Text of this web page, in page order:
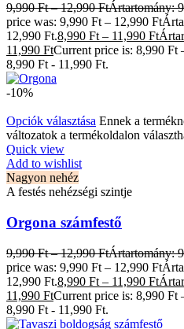
9,990Ft – 12,990FtÁrtartomány:
price was: 9,990 Ft – 12,990
12,990 Ft.8,990 Ft – 11,990 Ft
11,990 FtCurrent price is: 8,990 Ft
8,990 Ft - 11,990 Ft.
-10%
Opciók választása Ennek a
változatok a termékoldalon
Quick view
Add to wishlist
Nagyon nehéz
A festés nehézségi szintje
Orgona számfestő
9,990Ft – 12,990FtÁrtartomány:
price was: 9,990 Ft – 12,990
12,990 Ft.8,990 Ft – 11,990 Ft
11,990 FtCurrent price is: 8,990 Ft
8,990 Ft - 11,990 Ft.